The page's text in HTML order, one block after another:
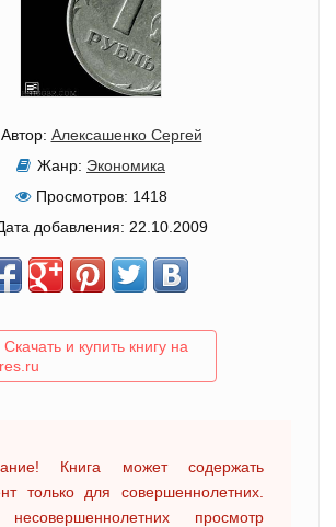
Автор: Алексашенко Сергей
Жанр: Экономика
Просмотров: 1418
добавления: 22.10.2009
Скачать и купить книгу на
Книга может содержать
только для совершеннолетних.
просмотр